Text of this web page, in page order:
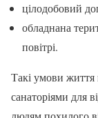
цілодобовий
обладнана
повітрі.
Такі умови
санаторіями для